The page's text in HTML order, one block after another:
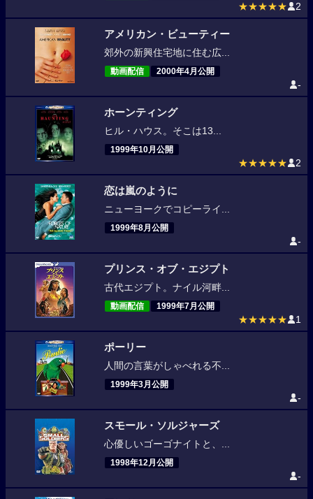
★★★★★ 2
アメリカン・ビューティー
郊外の新興住宅地に住む広...
動画配信 2000年4月公開
-
ホーンティング
ヒル・ハウス。そこは13...
1999年10月公開
★★★★★ 2
恋は嵐のように
ニューヨークでコピーライ...
1999年8月公開
-
プリンス・オブ・エジプト
古代エジプト。ナイル河畔...
動画配信 1999年7月公開
★★★★★ 1
ポーリー
人間の言葉がしゃべれる不...
1999年3月公開
-
スモール・ソルジャーズ
心優しいゴーゴナイトと、...
1998年12月公開
-